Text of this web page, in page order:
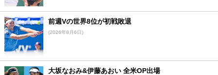
前週Vの世界8位が初戦敗退
(2026年8月6日)
大坂なおみ&伊藤あおい 全米OP出場